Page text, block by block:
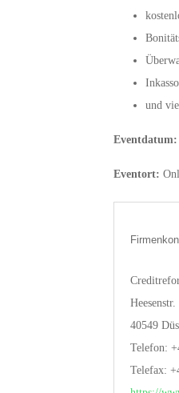
und
Eventdatum:
Eventort:
Heesenstr.
40549
Telefon:
Telefax: